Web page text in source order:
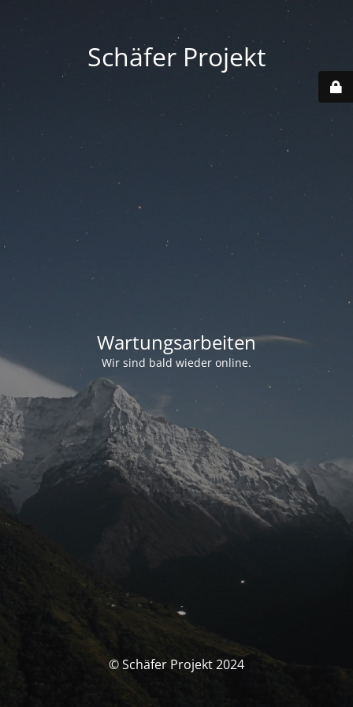
Schäfer Projekt
Wartungsarbeiten
Wir sind bald wieder online.
© Schäfer Projekt 2024